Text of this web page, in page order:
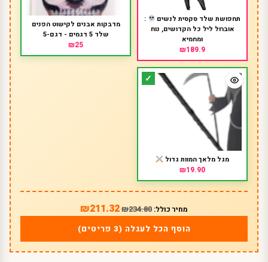
תחפושת שלד סקסית לנשים
:
אוברול ליל כל הקדושים, נוח
ומחמיא
₪189.9
מדבקות אבנים לקישוט הפנים
שלד 5 דגמים - דגם-5
₪25
מגל מלאך המוות גדול
₪19.90
מחיר כולל: ₪234.80
₪211.32
הוסף הכל לעגלה (3 פריטים)